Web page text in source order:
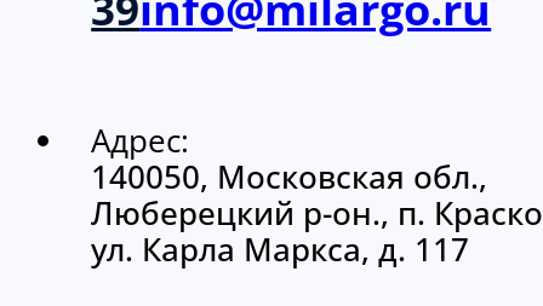
Адрес:
140050, Московская обл.,
Люберецкий р-он., п.
ул. Карла Маркса, д. 117